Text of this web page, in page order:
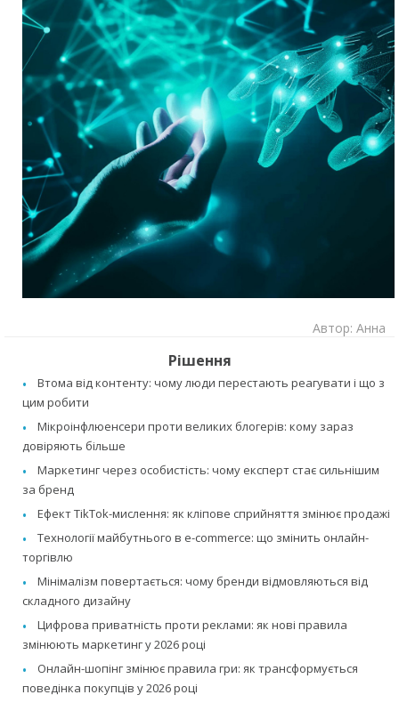
Автор: Анна
Рішення
Втома від контенту: чому люди перестають реагувати і що з
цим робити
Мікроінфлюенсери проти великих блогерів: кому зараз
довіряють більше
Маркетинг через особистість: чому експерт стає сильнішим
за бренд
Ефект TikTok-мислення: як кліпове сприйняття змінює продажі
Технології майбутнього в e-commerce: що змінить онлайн-
торгівлю
Мінімалізм повертається: чому бренди відмовляються від
складного дизайну
Цифрова приватність проти реклами: як нові правила
змінюють маркетинг у 2026 році
Онлайн-шопінг змінює правила гри: як трансформується
поведінка покупців у 2026 році